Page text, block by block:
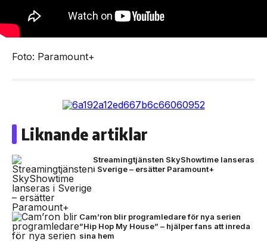
Foto: Paramount+
Liknande artiklar
Streamingtjänsten SkyShowtime lanseras
i Sverige – ersätter Paramount+
Cam’ron blir programledare för nya serien
”Hip Hop My House” – hjälper fans att inreda
sina hem